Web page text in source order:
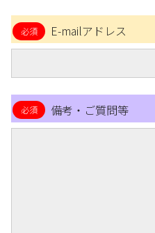
E-mailアドレス
備考・ご質問等